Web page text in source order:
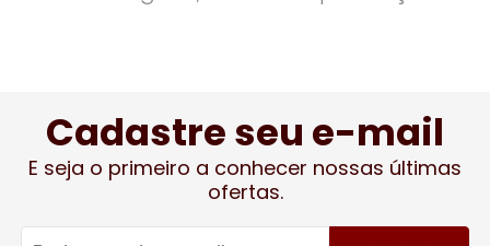
Cadastre seu e-mail
E seja o primeiro a conhecer nossas últimas
ofertas.